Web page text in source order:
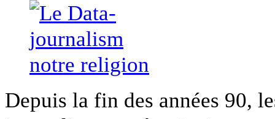
Depuis la fin des années 90,